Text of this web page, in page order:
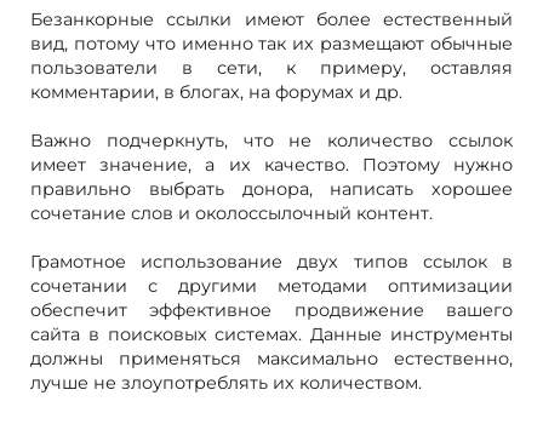
Безанкорные ссылки имеют более естественный
вид, потому что именно так их размещают обычные
пользователи в сети, к примеру, оставляя
комментарии, в блогах, на форумах и др.
Важно подчеркнуть, что не количество ссылок
имеет значение, а их качество. Поэтому нужно
правильно выбрать донора, написать хорошее
сочетание слов и околоссылочный контент.
Грамотное использование двух типов ссылок в
сочетании с другими методами оптимизации
обеспечит эффективное продвижение вашего
сайта в поисковых системах. Данные инструменты
должны применяться максимально естественно,
лучше не злоупотреблять их количеством.